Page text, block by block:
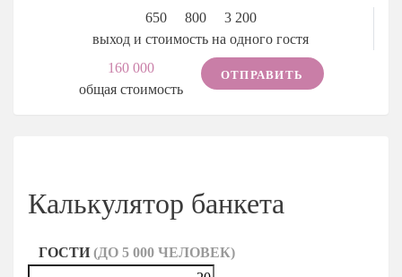
650 800
3 200
выход и стоимость на одного гостя
160 000
общая стоимость
ОТПРАВИТЬ
Калькулятор банкета
ГОСТИ (ДО 5 000 ЧЕЛОВЕК)